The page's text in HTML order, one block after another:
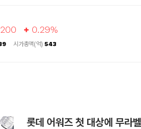
200 0.29%
시가총액(억) 543
롯데 어워즈 첫 대상에 무라